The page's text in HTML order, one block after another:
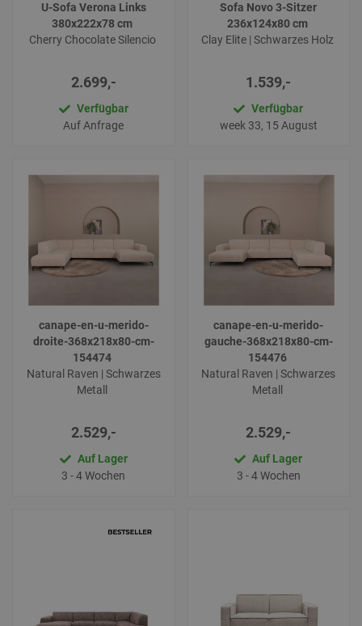
U-Sofa Verona Links
380x222x78 cm
Cherry Chocolate Silencio
2.699,-
Verfügbar
Auf Anfrage
Sofa Novo 3-Sitzer
236x124x80 cm
Clay Elite | Schwarzes Holz
1.539,-
Verfügbar
week 33, 15 August
canape-en-u-merido-
droite-368x218x80-cm-
154474
Natural Raven | Schwarzes
Metall
2.529,-
Auf Lager
3 - 4 Wochen
canape-en-u-merido-
gauche-368x218x80-cm-
154476
Natural Raven | Schwarzes
Metall
2.529,-
Auf Lager
3 - 4 Wochen